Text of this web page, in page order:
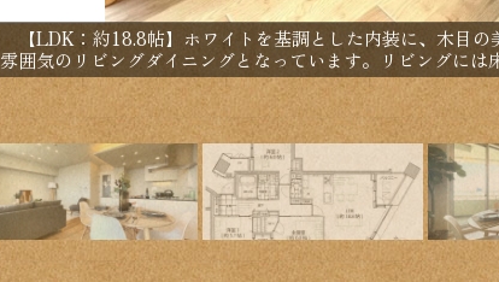
【LDK：約18.8帖】ホワイトを基調とした内装に、木目
雰囲気のリビングダイニングとなっています。リビングに